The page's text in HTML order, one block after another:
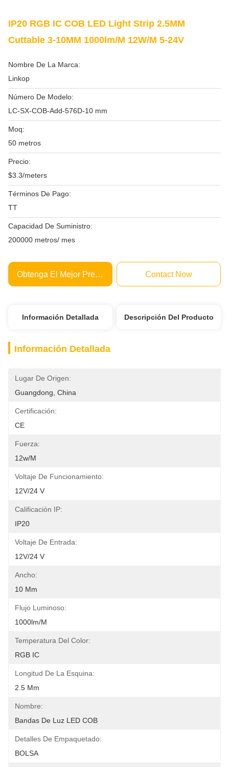
IP20 RGB IC COB LED Light Strip 2.5MM
Cuttable 3-10MM 1000lm/M 12W/M 5-24V
Nombre De La Marca:
Linkop
Número De Modelo:
LC-SX-COB-Add-576D-10 mm
Moq:
50 metros
Precio:
$3.3/meters
Términos De Pago:
TT
Capacidad De Suministro:
200000 metros/ mes
Obtenga El Mejor Precio Contact Now
Información Detallada Descripción Del Producto
Información Detallada
Lugar De Origen:
Guangdong, China
Certificación:
CE
Fuerza:
12w/m
Voltaje De Funcionamiento:
12V/24 V
Calificación IP:
IP20
Voltaje De Entrada:
12V/24 V
Ancho:
10 Mm
Flujo Luminoso:
1000lm/m
Temperatura Del Color:
RGB IC
Longitud De La Esquina:
2.5 Mm
Nombre:
Bandas De Luz LED COB
Detalles De Empaquetado:
BOLSA